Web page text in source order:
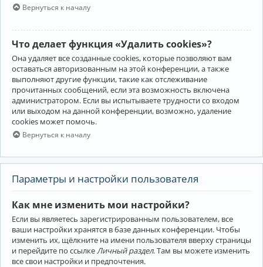
Вернуться к началу
Что делает функция «Удалить cookies»?
Она удаляет все созданные cookies, которые позволяют вам
оставаться авторизованным на этой конференции, а также
выполняют другие функции, такие как отслеживание
прочитанных сообщений, если эта возможность включена
администратором. Если вы испытываете трудности со входом
или выходом на данной конференции, возможно, удаление
cookies может помочь.
Вернуться к началу
Параметры и настройки пользователя
Как мне изменить мои настройки?
Если вы являетесь зарегистрированным пользователем, все
ваши настройки хранятся в базе данных конференции. Чтобы
изменить их, щёлкните на имени пользователя вверху страницы
и перейдите по ссылке Личный раздел. Там вы можете изменить
все свои настройки и предпочтения.